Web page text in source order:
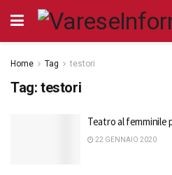
Home Tag testori
Tag: testori
Teatro al femminile
22 GENNAIO 2020